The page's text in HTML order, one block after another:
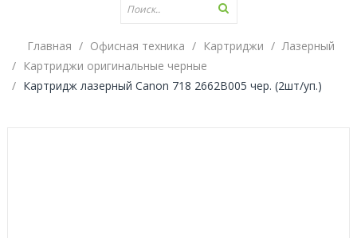
Главная Офисная техника Картриджи
Лазерный
Картриджи оригинальные черные
Картридж лазерный Canon 718 2662B005 чер. (2шт/уп.)